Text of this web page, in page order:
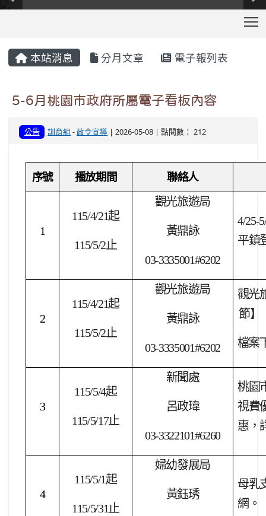
本站消息 分月文章 電子報列表
5-6月桃園市政府所屬電子看板內容
公告 訓育組 -政令宣導 | 2026-05-08 | 點閱數： 212
序號 播放期間 聯絡人
1
115/4/21起
115/5/2止
觀光旅遊局
黃鼎詠
03-3335001#6202
4/25-
平鎮
2
115/4/21起
115/5/2止
觀光旅遊局
黃鼎詠
03-3335001#6202
觀光
節】
檔案
3
115/5/4起
115/5/17止
新聞處
呂政瑋
03-3322101#6260
桃園
視費
惠，
4
115/5/1起
115/5/31止
婦幼發展局
黃鈺琇
母乳
網。